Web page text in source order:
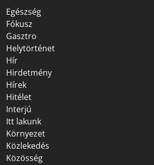
Egészség
Fókusz
Gasztro
Helytörténet
Hír
Hirdetmény
Hírek
Hitélet
Interjú
Itt lakunk
Környezet
Közlekedés
Közösség